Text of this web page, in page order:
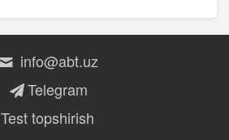
info@abt.uz
Telegram
Test topshirish